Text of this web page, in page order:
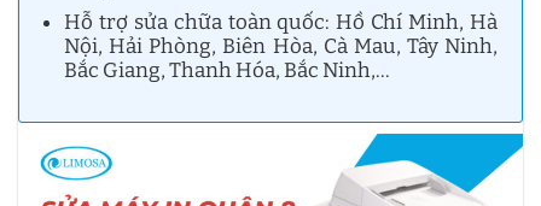
Hỗ trợ sửa chữa toàn quốc: Hồ Chí Minh, Hà
Nội, Hải Phòng, Biên Hòa, Cà Mau, Tây Ninh,
Bắc Giang, Thanh Hóa, Bắc Ninh,…